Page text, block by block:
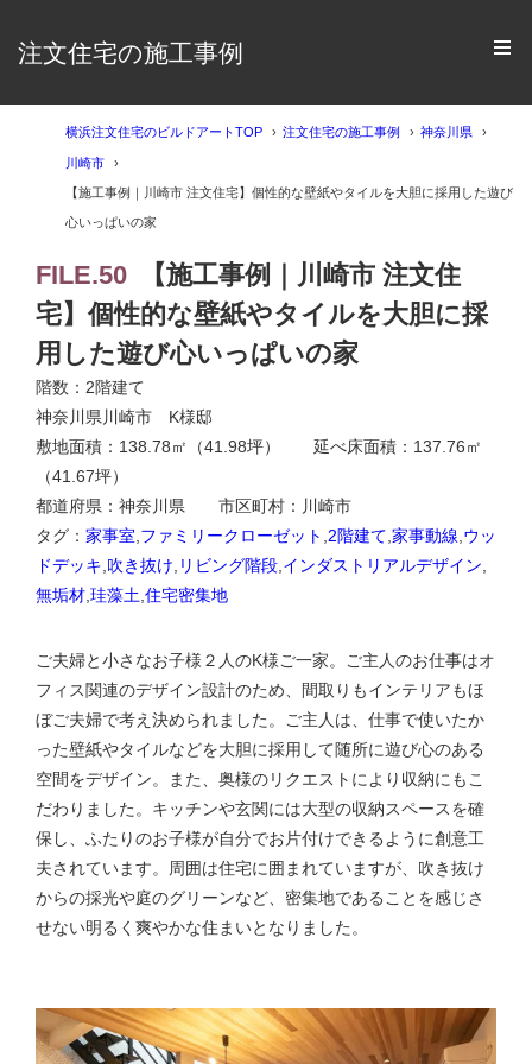
注文住宅の施工事例
横浜注文住宅のビルドアートTOP 注文住宅の施工事例 神奈川県
川崎市
【施工事例｜川崎市 注文住宅】個性的な壁紙やタイルを大胆に採用した遊び
心いっぱいの家
FILE.50
【施工事例｜川崎市 注文住
宅】個性的な壁紙やタイルを大胆に採
用した遊び心いっぱいの家
階数：2階建て
神奈川県川崎市 K様邸
敷地面積：138.78㎡（41.98坪） 延べ床面積：137.76㎡
（41.67坪）
都道府県：神奈川県 市区町村：川崎市
タグ： 家事室 ファミリークローゼット 2階建て 家事動線 ウッ
ドデッキ 吹き抜け リビング階段 インダストリアルデザイン
無垢材 珪藻土 住宅密集地
ご夫婦と小さなお子様２人のK様ご一家。ご主人のお仕事はオ
フィス関連のデザイン設計のため、間取りもインテリアもほ
ぼご夫婦で考え決められました。ご主人は、仕事で使いたか
った壁紙やタイルなどを大胆に採用して随所に遊び心のある
空間をデザイン。また、奥様のリクエストにより収納にもこ
だわりました。キッチンや玄関には大型の収納スペースを確
保し、ふたりのお子様が自分でお片付けできるように創意工
夫されています。周囲は住宅に囲まれていますが、吹き抜け
からの採光や庭のグリーンなど、密集地であることを感じさ
せない明るく爽やかな住まいとなりました。